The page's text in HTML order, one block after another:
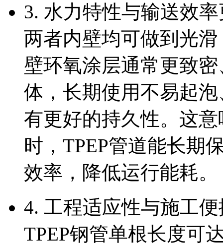
3. 水力特性与输送效
两者内壁均可做到光
壁环氧涂层通常更致
体，长期使用不易起
有更好的持久性。这
时，TPEP管道能长期
效率，降低运行能耗。
4. 工程适应性与施工
TPEP钢管单根长度可